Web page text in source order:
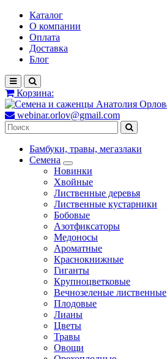
Каталог
О компании
Оплата
Доставка
Блог
Корзина:
webinar.orlov@gmail.com
Бамбуки, травы, мегазлаки
Семена
Новинки
Хвойные
Лиственные деревья
Лиственные кустарники
Бобовые
Азотфиксаторы
Медоносы
Ароматные
Краснокнижные
Гиганты
Крупноцветковые
Вечнозеленые лиственные
Плодовые
Лианы
Цветы
Травы
Овощи